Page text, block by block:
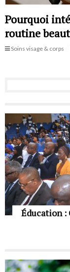
Pourquoi
routine
Soins visage & corps
Éducation :